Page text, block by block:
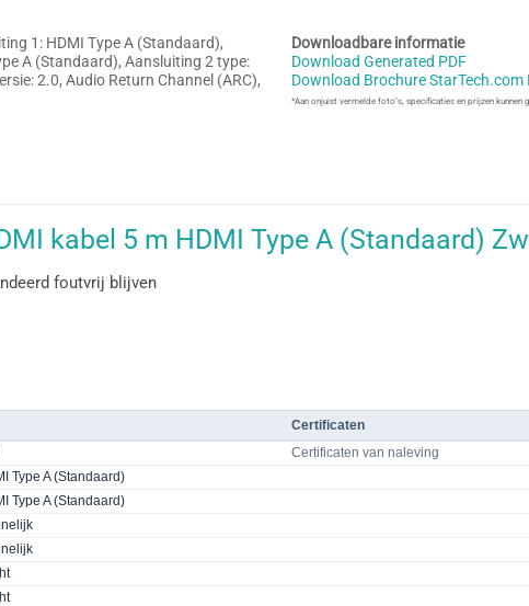
1: HDMI Type A (Standaard),
A (Standaard), Aansluiting 2 type:
2.0, Audio Return Channel (ARC),
Downloadbare informatie
Download Generated PDF
Download Brochure StarTech.com
*Aan onjuist vermelde foto’s, specificaties en prijzen kunnen
kabel 5 m HDMI Type A (Standaard)
foutvrij blijven
Certificaten
Certificaten van naleving
Type A (Standaard)
Type A (Standaard)